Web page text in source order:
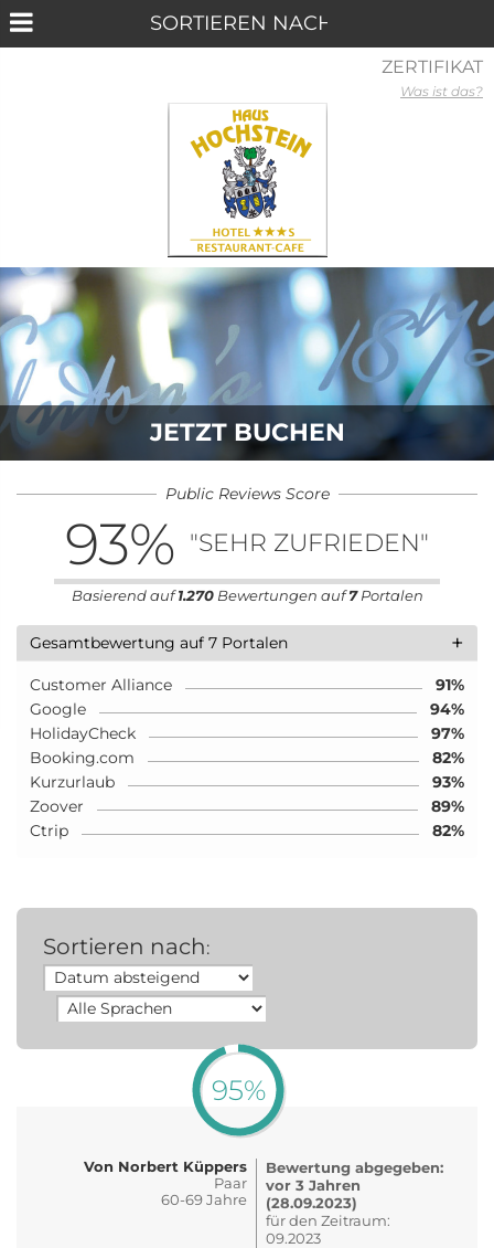
JETZT BUCHEN
Public Reviews Score
93% "SEHR ZUFRIEDEN"
Basierend auf1.270Bewertungen auf7Portalen
+
Gesamtbewertung auf 7 Portalen
Customer Alliance
91%
Google
94%
HolidayCheck
97%
Booking.com
82%
Kurzurlaub
93%
Zoover
89%
Ctrip
82%
Sortieren nach:
95%
Von Norbert Küppers
Paar
60-69 Jahre
Bewertung abgegeben:
vor 3 Jahren
(28.09.2023)
für den Zeitraum:
09.2023
ZERTIFIKAT
Was ist das?